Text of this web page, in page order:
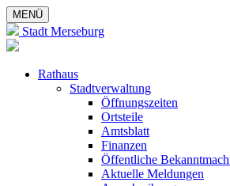
MENÜ
Stadt Merseburg
Rathaus
Stadtverwaltung
Öffnungszeiten
Ortsteile
Amtsblatt
Finanzen
Öffentliche
Aktuelle Meldungen